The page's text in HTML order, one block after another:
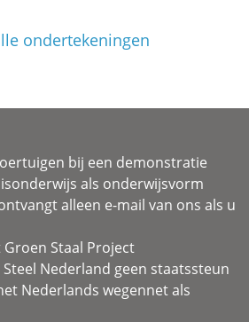
ondertekeningen
bij een demonstratie
als onderwijsvorm
alleen e-mail van ons als u
Groen Staal Project
Steel Nederland geen staatssteun
Nederlands wegennet als